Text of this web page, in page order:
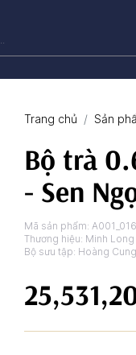
Trang chủ Sản
Bộ trà
- Sen
Mã sản phẩm:
Thương hiệu: Minh Long
Bộ sưu tập: Hoàng Cung